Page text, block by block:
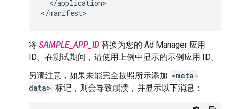
</application>
将 SAMPLE_APP_ID 替换为您的 Ad Manager 应用
ID。在测试期间，请使用上例中显示的示例应用 ID。
另请注意，如果未能完全按照所示添加 <meta-
data> 标记，则会导致崩溃，并显示以下消息：